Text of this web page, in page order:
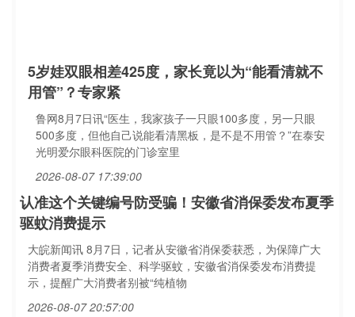
5岁娃双眼相差425度，家长竟以为“能看清就不
用管”？专家紧
鲁网8月7日讯“医生，我家孩子一只眼100多度，另一只眼
500多度，但他自己说能看清黑板，是不是不用管？”在泰安
光明爱尔眼科医院的门诊室里
2026-08-07 17:39:00
认准这个关键编号防受骗！安徽省消保委发布夏季
驱蚊消费提示
大皖新闻讯 8月7日，记者从安徽省消保委获悉，为保障广大
消费者夏季消费安全、科学驱蚊，安徽省消保委发布消费提
示，提醒广大消费者别被“纯植物
2026-08-07 20:57:00